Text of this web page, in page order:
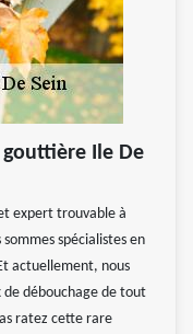
Ile De
expert trouvable à
sommes spécialistes en
actuellement, nous
débouchage de tout
ratez cette rare